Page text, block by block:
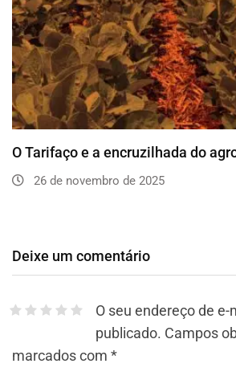
O Tarifaço e a encruzilhada do
26 de novembro de 2025
Deixe um comentário
O seu endereço de e-
publicado. Campos
marcados com *